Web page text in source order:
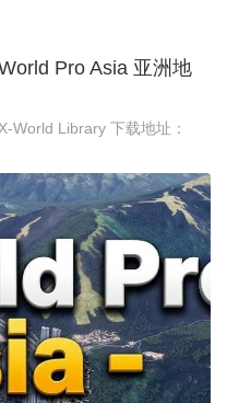
Pro Asia 亚洲地
World Library 下载地址：